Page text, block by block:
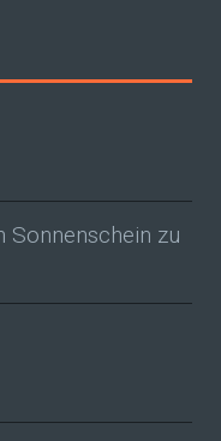
Sonnenschein zu